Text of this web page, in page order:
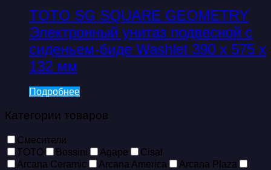
TOTO SG SQUARE GEOMETRY
Электронный унитаз подвесной c
сиденьем-биде Washlet 390 x 575 x
132 мм
Подробнее
Категории товаров
Смесители
TOTO
Bossini Agape
Cisal
Arcana Ceramic
Arcana America
Arcana Plaza